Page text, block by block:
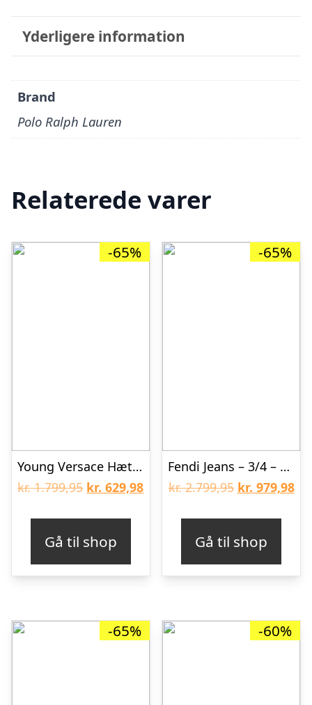
Yderligere information
Brand
Polo Ralph Lauren
Relaterede varer
-65%
Young Versace Hættetrøje – Gråmeleret m. Gult Mønster
kr.1.799,95 Den
kr. 1.799,95.
kr. 629,98Den
kr. 629,98.
Gå til shop
-65%
Fendi Jeans – 3/4 – Hvid
kr.2.799,95 Den
kr. 2.799,95.
kr. 979,98
kr.
Gå til shop
-65% -60%